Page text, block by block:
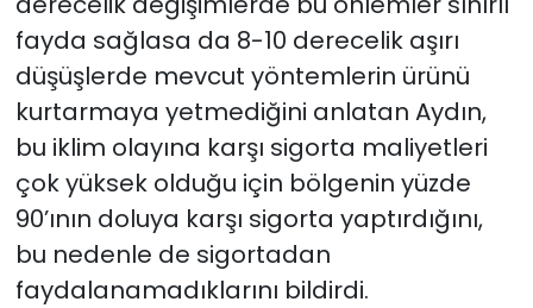
fayda sağlasa da 8-10 derecelik aşırı
düşüşlerde mevcut yöntemlerin ürünü
kurtarmaya yetmediğini anlatan Aydın,
bu iklim olayına karşı sigorta maliyetleri
çok yüksek olduğu için bölgenin yüzde
90’ının doluya karşı sigorta yaptırdığını,
bu nedenle de sigortadan
faydalanamadıklarını bildirdi.